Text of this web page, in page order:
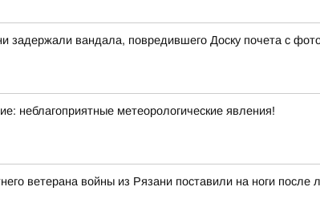
задержали вандала, повредившего Доску почета с
неблагоприятные метеорологические явления!
ветерана войны из Рязани поставили на ноги после